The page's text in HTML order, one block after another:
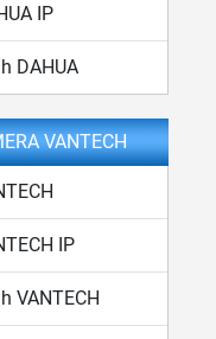
IP
DAHUA
VANTECH
IP
VANTECH